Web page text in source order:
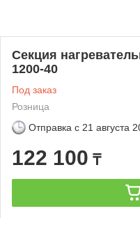
Секция
1200-40
Под заказ
Розница
Отправка с 21 августа
122 100 ₸